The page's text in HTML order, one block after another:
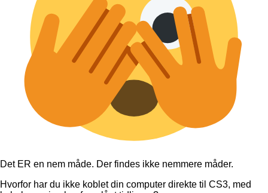
Det ER en nem måde. Der findes ikke nemmere måder.
Hvorfor har du ikke koblet din computer direkte til CS3, med